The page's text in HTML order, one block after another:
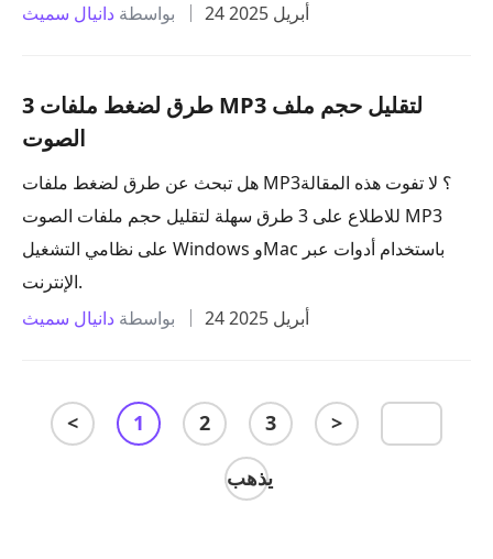
بواسطة دانيال سميث 24 أبريل 2025
3 طرق لضغط ملفات MP3 لتقليل حجم ملف
الصوت
هل تبحث عن طرق لضغط ملفات MP3؟ لا تفوت هذه المقالة
للاطلاع على 3 طرق سهلة لتقليل حجم ملفات الصوت MP3
على نظامي التشغيل Windows وMac باستخدام أدوات عبر
الإنترنت.
بواسطة دانيال سميث 24 أبريل 2025
< 1 2 3 >
يذهب